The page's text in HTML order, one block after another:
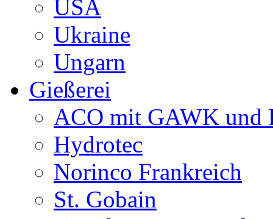
USA
Ukraine
Ungarn
Gießerei
ACO mit GAWK und
Hydrotec
Norinco Frankreich
St. Gobain